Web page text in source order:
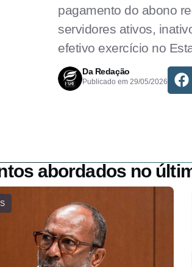
pagamento do abono
servidores ativos,
efetivo exercício no
Da Redação
Publicado em 29/05/2026
abordados no